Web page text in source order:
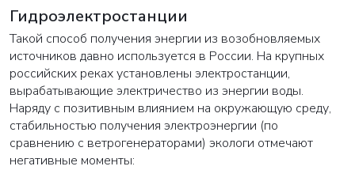
Гидроэлектростанции
Такой способ получения энергии из возобновляемых
источников давно используется в России. На крупных
российских реках установлены электростанции,
вырабатывающие электричество из энергии воды.
Наряду с позитивным влиянием на окружающую среду,
стабильностью получения электроэнергии (по
сравнению с ветрогенераторами) экологи отмечают
негативные моменты: